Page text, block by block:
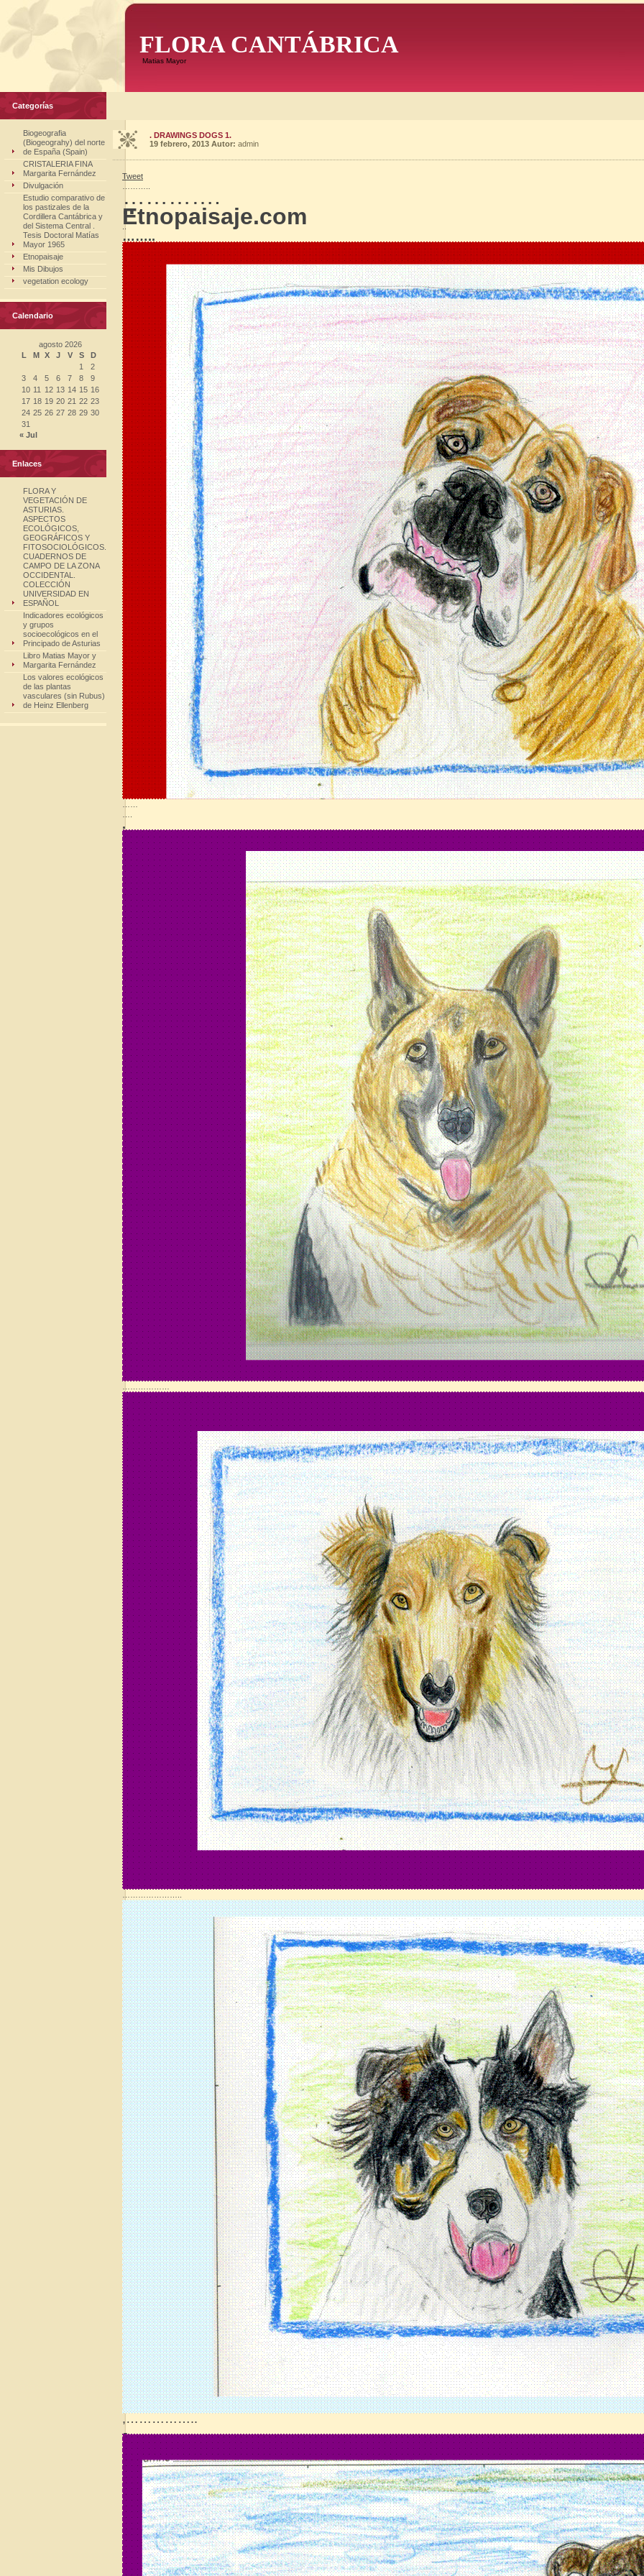
FLORA CANTÁBRICA
Matias Mayor
Categorías
Biogeografia
(Biogeograhy) del norte
de España (Spain)
CRISTALERIA FINA
Margarita Fernández
Divulgación
Estudio comparativo de
los pastizales de la
Cordillera Cantábrica y
del Sistema Central .
Tesis Doctoral Matías
Mayor 1965
Etnopaisaje
Mis Dibujos
vegetation ecology
Calendario
agosto 2026
L
M X J V S
D
1
2
3
4 5 6 7 8
9
10 11 12 13 14 15 16
17 18 19 20 21 22 23
24 25 26 27 28 29 30
31
« Jul
Enlaces
FLORA Y
VEGETACIÓN DE
ASTURIAS.
ASPECTOS
ECOLÓGICOS,
GEOGRÁFICOS Y
FITOSOCIOLÓGICOS.
CUADERNOS DE
CAMPO DE LA ZONA
OCCIDENTAL.
COLECCIÓN
UNIVERSIDAD EN
ESPAÑOL
Indicadores ecológicos
y grupos
socioecológicos en el
Principado de Asturias
Libro Matias Mayor y
Margarita Fernández
Los valores ecológicos
de las plantas
vasculares (sin Rubus)
de Heinz Ellenberg
. DRAWINGS DOGS 1.
19 febrero, 2013 Autor: admin
Tweet
………….
..
Etnopaisaje.com
..
……..
.
,……………..
.